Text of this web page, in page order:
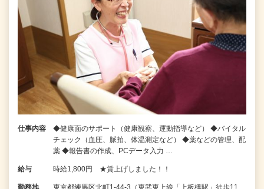
仕事内容
◆健康面のサポート（健康観察、運動指導など） ◆バイタル
チェック（血圧、脈拍、体温測定など） ◆薬などの管理、配
薬 ◆報告書の作成、PCデータ入力 …
給与 時給1,800円 ★賃上げしました！！
勤務地
東京都練馬区北町1-44-3（東武東上線「上板橋駅」徒歩11